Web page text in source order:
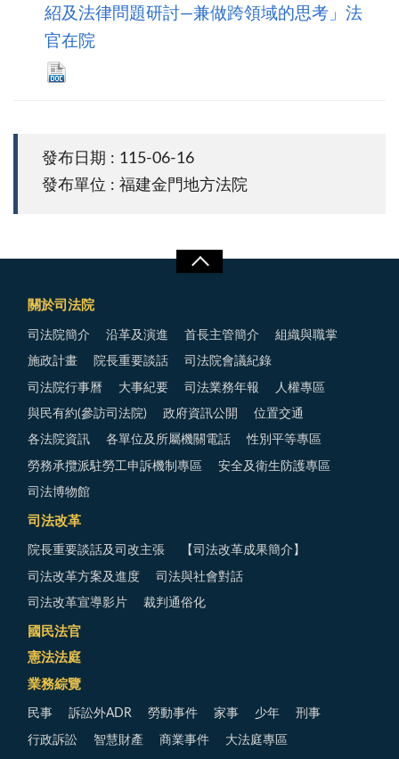
紹及法律問題研討—兼做跨領域的思考」法
官在院
發布日期 : 115-06-16
發布單位 : 福建金門地方法院
關於司法院
司法院簡介 沿革及演進 首長主管簡介 組織與職掌
施政計畫 院長重要談話 司法院會議紀錄
司法院行事曆 大事紀要 司法業務年報 人權專區
與民有約(參訪司法院) 政府資訊公開 位置交通
各法院資訊 各單位及所屬機關電話 性別平等專區
勞務承攬派駐勞工申訴機制專區 安全及衛生防護專區
司法博物館
司法改革
院長重要談話及司改主張 【司法改革成果簡介】
司法改革方案及進度 司法與社會對話
司法改革宣導影片 裁判通俗化
國民法官
憲法法庭
業務綜覽
民事 訴訟外ADR 勞動事件 家事 少年 刑事
行政訴訟 智慧財產 商業事件 大法庭專區